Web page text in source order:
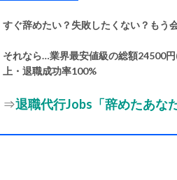
すぐ辞めたい？失敗したくない？もう
それなら…業界最安値級の総額24500
上・退職成功率100%
⇒退職代行Jobs「辞めたあな